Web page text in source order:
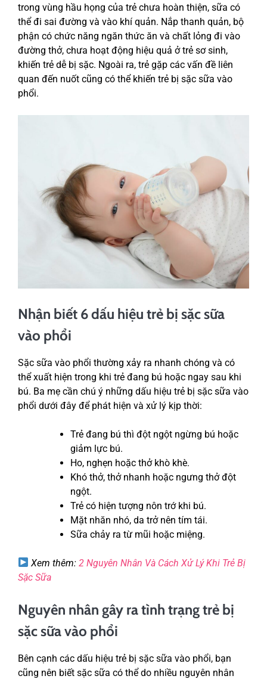
trong vùng hầu họng của trẻ chưa hoàn thiện, sữa có
thể đi sai đường và vào khí quản. Nắp thanh quản, bộ
phận có chức năng ngăn thức ăn và chất lỏng đi vào
đường thở, chưa hoạt động hiệu quả ở trẻ sơ sinh,
khiến trẻ dễ bị sặc. Ngoài ra, trẻ gặp các vấn đề liên
quan đến nuốt cũng có thể khiến trẻ bị sặc sữa vào
phổi.
Nhận biết 6 dấu hiệu trẻ bị sặc sữa
vào phổi
Sặc sữa vào phổi thường xảy ra nhanh chóng và có
thể xuất hiện trong khi trẻ đang bú hoặc ngay sau khi
bú. Ba mẹ cần chú ý những dấu hiệu trẻ bị sặc sữa vào
phổi dưới đây để phát hiện và xử lý kịp thời:
Trẻ đang bú thì đột ngột ngừng bú hoặc
giảm lực bú.
Ho, nghẹn hoặc thở khò khè.
Khó thở, thở nhanh hoặc ngưng thở đột
ngột.
Trẻ có hiện tượng nôn trớ khi bú.
Mặt nhăn nhó, da trở nên tím tái.
Sữa chảy ra từ mũi hoặc miệng.
Xem thêm:2 Nguyên Nhân Và Cách Xử Lý Khi Trẻ Bị
Sặc Sữa
Nguyên nhân gây ra tình trạng trẻ bị
sặc sữa vào phổi
Bên cạnh các dấu hiệu trẻ bị sặc sữa vào phổi, bạn
cũng nên biết sặc sữa có thể do nhiều nguyên nhân